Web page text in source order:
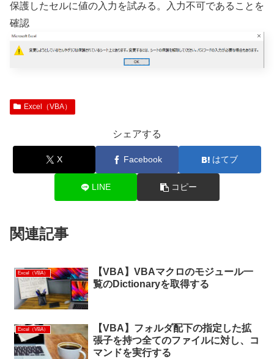
保護したセルに値の入力を試みる。入力不可であることを
確認
Excel（VBA）
シェアする
X Facebook はてブ
LINE コピー
関連記事
Excel（VBA）
【VBA】VBAマクロのモジュール一
覧のDictionaryを取得する
Excel（VBA）
【VBA】フォルダ配下の指定した拡
張子を持つ全てのファイルに対し、コ
マンドを実行する